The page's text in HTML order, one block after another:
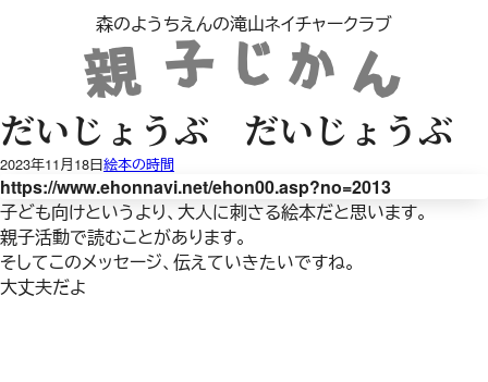
キ
ッ
プ
森のようちえんの滝山ネイチャークラブ
だいじょうぶ だいじょうぶ
2023年11月18日絵本の時間
https://www.ehonnavi.net/ehon00.asp?no=2013
子ども向けというより、大人に刺さる絵本だと思います。
親子活動で読むことがあります。
そしてこのメッセージ、伝えていきたいですね。
大丈夫だよ